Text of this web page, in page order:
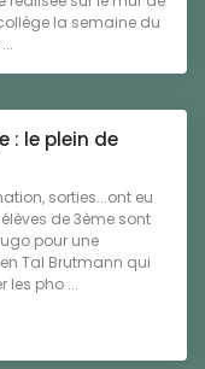
la semaine du
: le plein de
sorties...ont eu
de 3ème sont
pour une
Tal Brutmann qui
les pho ...